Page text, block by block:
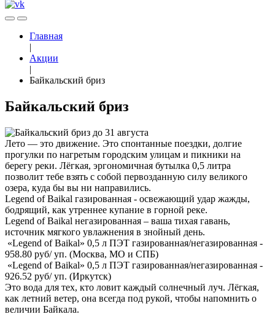
Главная
|
Акции
|
Байкальский бриз
Байкальский бриз
до 31 августа
Лето — это движение. Это спонтанные поездки, долгие
прогулки по нагретым городским улицам и пикники на
берегу реки. Лёгкая, эргономичная бутылка 0,5 литра
позволит тебе взять с собой первозданную силу великого
озера, куда бы вы ни направились.
Legend of Baikal газированная - освежающий удар жажды,
бодрящий, как утреннее купание в горной реке.
Legend of Baikal негазированная – ваша тихая гавань,
источник мягкого увлажнения в знойный день.
«Legend of Baikal» 0,5 л ПЭТ газированная/негазированная -
958.80 руб/ уп. (Москва, МО и СПБ)
«Legend of Baikal» 0,5 л ПЭТ газированная/негазированная -
926.52 руб/ уп. (Иркутск)
Это вода для тех, кто ловит каждый солнечный луч. Лёгкая,
как летний ветер, она всегда под рукой, чтобы напомнить о
величии Байкала.